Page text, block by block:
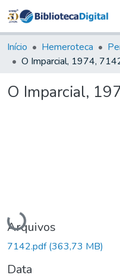
Início Hemeroteca
O Imparcial, 1974,
O Imparcial,
Carregando...
Arquivos
7142.pdf(363,73 MB)
Data